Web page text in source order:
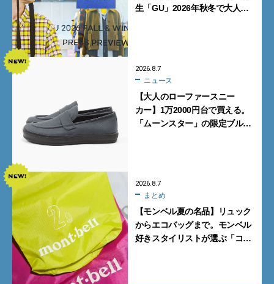
生「GU」2026年秋冬で大人メ
2026.8.7
ニュース
【大人のローファースニー
カー】1万2000円台で買える。
「ムーンスター」の限定ブルー
2026.8.7
まとめ
【モンベル夏の名品】リュック
からエコバッグまで。モンベル
好きスタイリストが選ぶ「コス